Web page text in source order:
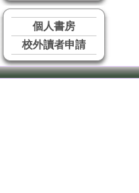
個人書房
校外讀者申請